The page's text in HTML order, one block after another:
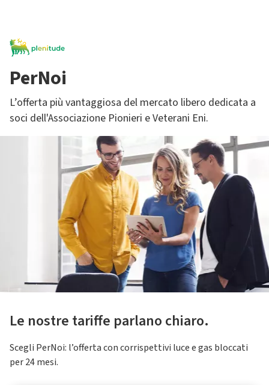
PerNoi
L’offerta più vantaggiosa del mercato libero dedicata a
soci dell'Associazione Pionieri e Veterani Eni.
Le nostre tariffe parlano chiaro.
Scegli PerNoi: l’offerta con corrispettivi luce e gas bloccati
per 24 mesi.